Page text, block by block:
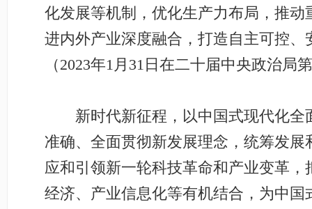
化发展等机制，优化生产力布局，推
进内外产业深度融合，打造自主可控
（2023年1月31日在二十届中央政治局
新时代新征程，以中国式现代化全
准确、全面贯彻新发展理念，统筹发
应和引领新一轮科技革命和产业变革
经济、产业信息化等有机结合，为中